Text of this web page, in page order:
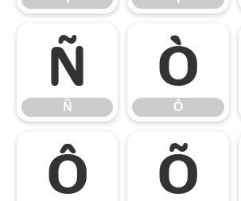
Ñ
Ñ Ò
Ò
Ô Õ